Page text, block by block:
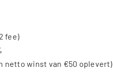
fee)
netto winst van €50 oplevert)